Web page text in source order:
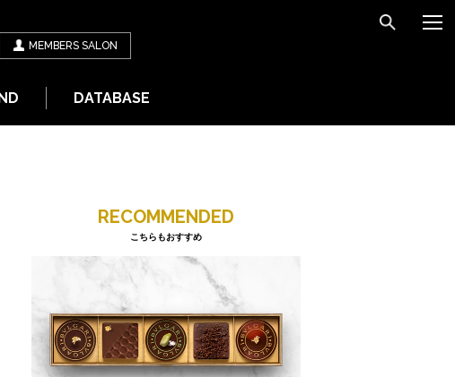
MEMBERS SALON
DATABASE
RECOMMENDED
こちらもおすすめ